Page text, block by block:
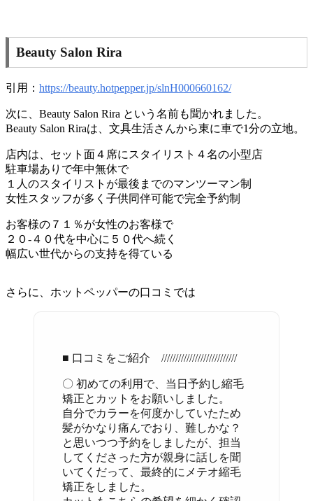
Beauty Salon Rira
引用： https://beauty.hotpepper.jp/slnH000660162/
次に、Beauty Salon Rira という名前も聞かれました。
Beauty Salon Riraは、文具生活さんから東に車で1分の立地。
店内は、セット面４席にスタイリスト４名の小型店
駐車場ありで年中無休で
１人のスタイリストが最後までのマンツーマン制
女性スタッフが多く子供同伴可能で完全予約制
お客様の７１％が女性のお客様で
２０-４０代を中心に５０代へ続く
幅広い世代からの支持を得ている
さらに、ホットペッパーの口コミでは
■ 口コミをご紹介 ///////////////////////////
〇 初めての利用で、当日予約し縮毛
矯正とカットをお願いしました。
自分でカラーを何度かしていたため
髪がかなり痛んでおり、難しかな？
と思いつつ予約をしましたが、担当
してくださった方が親身に話しを聞
いてくだって、最終的にメテオ縮毛
矯正をしました。